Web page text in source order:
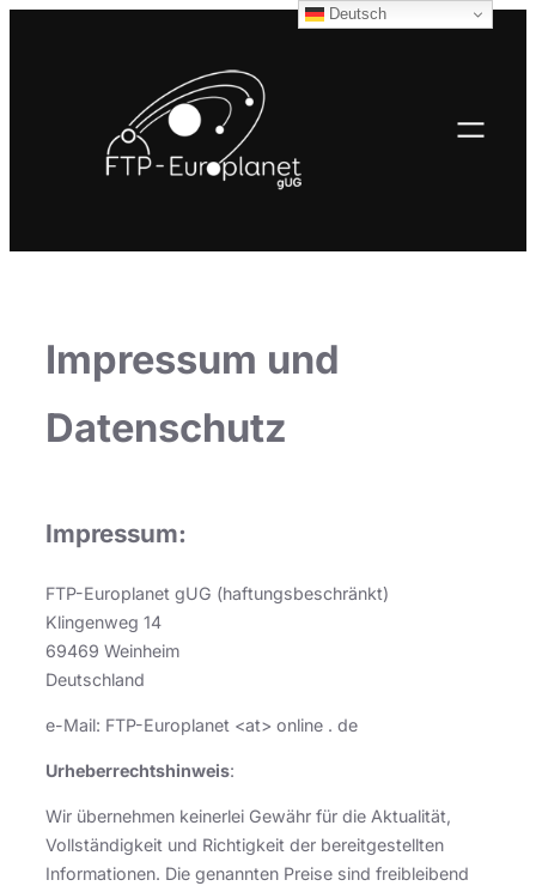
Impressum und
Datenschutz
Impressum:
FTP-Europlanet gUG (haftungsbeschränkt)
Klingenweg 14
69469 Weinheim
Deutschland
e-Mail: FTP-Europlanet <at> online . de
Urheberrechtshinweis:
Wir übernehmen keinerlei Gewähr für die Aktualität,
Vollständigkeit und Richtigkeit der bereitgestellten
Informationen. Die genannten Preise sind freibleibend
Deutsch